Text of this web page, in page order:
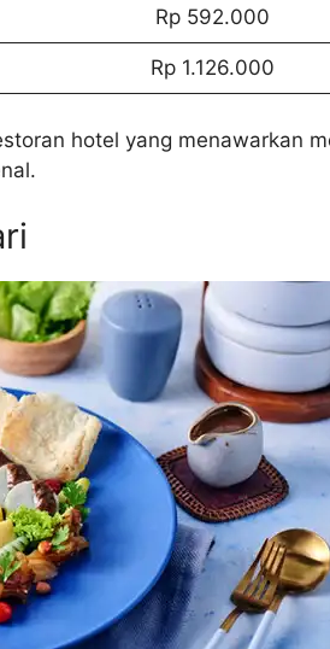
Rp 592.000
Rp 1.126.000
hotel yang menawarkan